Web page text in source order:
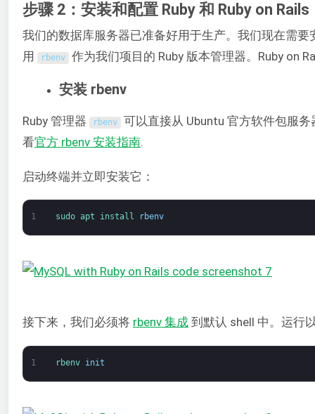
步骤 2：安装和配置 Ruby 和 Ruby on Rails
我们的数据库服务器已准备好用于生产。我们现在需要
用
rbenv 作为我们项目的 Ruby 版本管理器。Ruby on
安装 rbenv
Ruby 管理器 rbenv 可以直接从 Ubuntu 官方软件包服
看官方 rbenv 安装指南.
启动终端并立即安装它：
1 sudo apt install rbenv
接下来，我们必须将 rbenv 集成 到默认 shell 中。运行
1 rbenv init